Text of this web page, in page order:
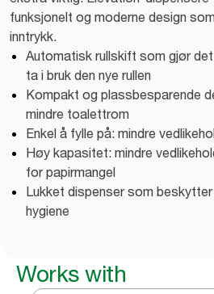
funksjonelt og moderne design
inntrykk.
Automatisk rullskift som gjør
ta i bruk den nye rullen
Kompakt og plassbesparende
mindre toalettrom
Enkel å fylle på: mindre
Høy kapasitet: mindre
for papirmangel
Lukket dispenser som
hygiene
Works with